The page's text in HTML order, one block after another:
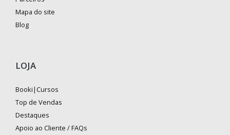
Mapa do site
Blog
LOJA
Booki|Cursos
Top de Vendas
Destaques
Apoio ao Cliente / FAQs